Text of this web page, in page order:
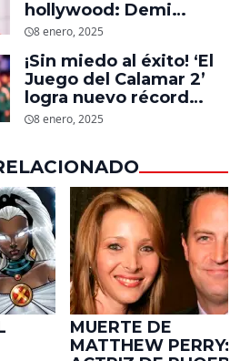
hollywood: Demi
Moore, protagonista de
daño que le hizo la
industria a su cuerpo
8 enero, 2025
¡Sin miedo al éxito! ‘El
Juego del Calamar 2’
logra nuevo récord
mundial en tan solo 11
8 enero, 2025
MUERTE DE
MATTHEW PERRY: